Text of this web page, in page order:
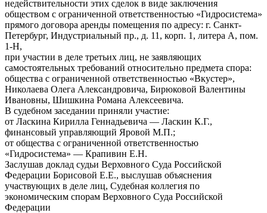
недействительности этих сделок в виде заключения
обществом с ограниченной ответственностью «Гидросистема»
прямого договора аренды помещения по адресу: г. Санкт-
Петербург, Индустриальный пр., д. 11, корп. 1, литера А, пом.
1-Н,
при участии в деле третьих лиц, не заявляющих
самостоятельных требований относительно предмета спора:
общества с ограниченной ответственностью «Вкустер»,
Николаева Олега Александровича, Бирюковой Валентины
Ивановны, Шишкина Романа Алексеевича.
В судебном заседании приняли участие:
от Ласкина Кирилла Геннадьевича — Ласкин К.Г.,
финансовый управляющий Яровой М.П.;
от общества с ограниченной ответственностью
«Гидросистема» — Крапивин Е.Н.
Заслушав доклад судьи Верховного Суда Российской
Федерации Борисовой Е.Е., выслушав объяснения
участвующих в деле лиц, Судебная коллегия по
экономическим спорам Верховного Суда Российской
Федерации